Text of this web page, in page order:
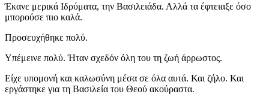
Έκανε μερικά Ιδρύματα, την Βασιλειάδα. Αλλά τα έφτειαξε όσο
μπορούσε πιο καλά.
Προσευχήθηκε πολύ.
Υπέμεινε πολύ. Ήταν σχεδόν όλη του τη ζωή άρρωστος.
Είχε υπομονή και καλωσύνη μέσα σε όλα αυτά. Και ζήλο. Και
εργάστηκε για τη Βασιλεία του Θεού ακούραστα.